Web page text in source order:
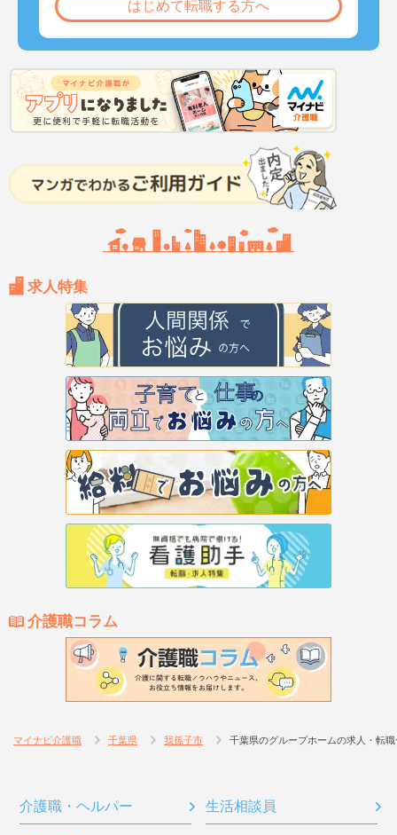
はじめて転職する方へ
求人特集
介護職コラム
マイナビ介護職 千葉県 我孫子市 千葉県のグループホームの求人・転職
介護職・ヘルパー 生活相談員